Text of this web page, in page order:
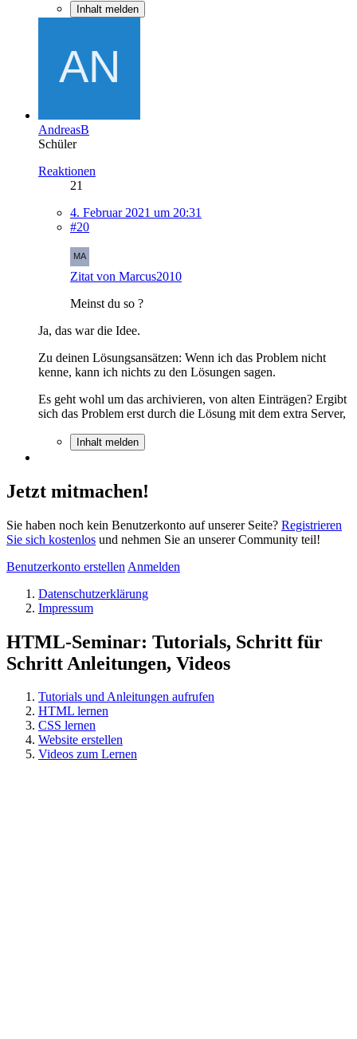
Inhalt melden
AndreasB
Schüler
Reaktionen
21
4. Februar 2021 um 20:31
#20
Zitat von Marcus2010
Meinst du so ?
Ja, das war die Idee.
Zu deinen Lösungsansätzen: Wenn ich das Problem nicht
kenne, kann ich nichts zu den Lösungen sagen.
Es geht wohl um das archivieren, von alten Einträgen? Ergibt
sich das Problem erst durch die Lösung mit dem extra Server,
Inhalt melden
Jetzt mitmachen!
Sie haben noch kein Benutzerkonto auf unserer Seite? Registrieren
Sie sich kostenlos und nehmen Sie an unserer Community teil!
Benutzerkonto erstellen Anmelden
Datenschutzerklärung
Impressum
HTML-Seminar: Tutorials, Schritt für
Schritt Anleitungen, Videos
Tutorials und Anleitungen aufrufen
HTML lernen
CSS lernen
Website erstellen
Videos zum Lernen